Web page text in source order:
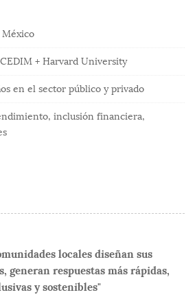
+ Harvard University
en el sector público y privado
inclusión financiera,
locales diseñan sus
generan respuestas más rápidas,
y sostenibles"